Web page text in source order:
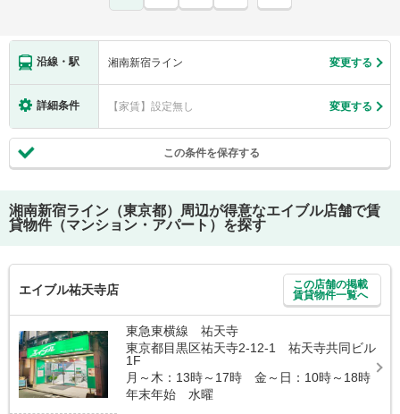
沿線・駅 湘南新宿ライン 変更する
詳細条件 【家賃】設定無し 変更する
この条件を保存する
湘南新宿ライン（東京都）
周辺が得意なエイブル店舗で賃
貸物件（マンション・アパート）を探す
エイブル祐天寺店
この店舗の掲載
賃貸物件一覧へ
東急東横線 祐天寺
東京都目黒区祐天寺2-12-1 祐天寺共同ビル
1F
月～木：13時～17時 金～日：10時～18時
年末年始 水曜